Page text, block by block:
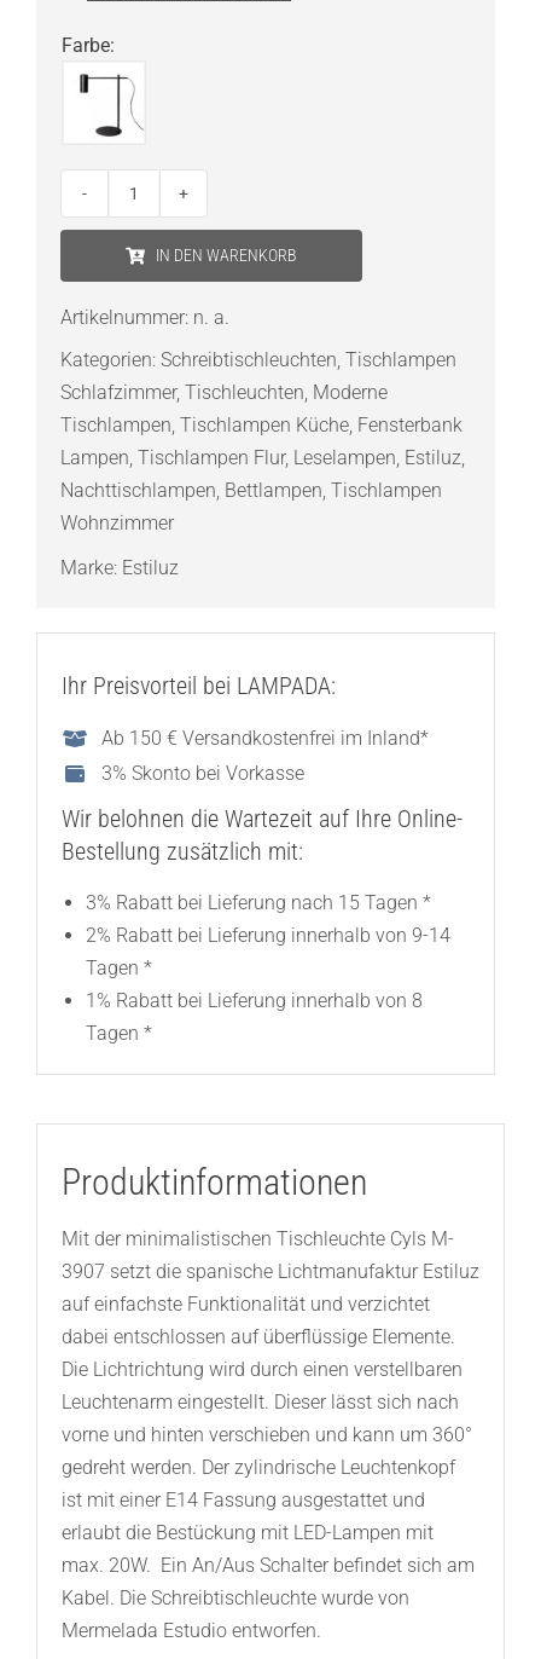
Farbe:
Menge
IN DEN WARENKORB
Artikelnummer: n. a.
Kategorien: Schreibtischleuchten, Tischlampen
Schlafzimmer, Tischleuchten, Moderne
Tischlampen, Tischlampen Küche, Fensterbank
Lampen, Tischlampen Flur, Leselampen, Estiluz,
Nachttischlampen, Bettlampen, Tischlampen
Wohnzimmer
Marke: Estiluz
Ihr Preisvorteil bei LAMPADA:
Ab 150 € Versandkostenfrei im Inland*
3% Skonto bei Vorkasse
Wir belohnen die Wartezeit auf Ihre Online-
Bestellung zusätzlich mit:
3% Rabatt bei Lieferung nach 15 Tagen *
2% Rabatt bei Lieferung innerhalb von 9-14
Tagen *
1% Rabatt bei Lieferung innerhalb von 8
Tagen *
Produktinformationen
Mit der minimalistischen Tischleuchte Cyls M-
3907 setzt die spanische Lichtmanufaktur Estiluz
auf einfachste Funktionalität und verzichtet
dabei entschlossen auf überflüssige Elemente.
Die Lichtrichtung wird durch einen verstellbaren
Leuchtenarm eingestellt. Dieser lässt sich nach
vorne und hinten verschieben und kann um 360°
gedreht werden. Der zylindrische Leuchtenkopf
ist mit einer E14 Fassung ausgestattet und
erlaubt die Bestückung mit LED-Lampen mit
max. 20W. Ein An/Aus Schalter befindet sich am
Kabel. Die Schreibtischleuchte wurde von
Mermelada Estudio entworfen.